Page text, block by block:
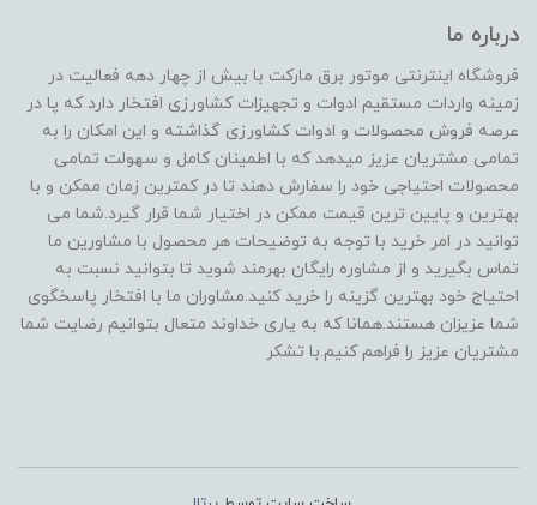
درباره ما
فروشگاه اینترنتی موتور برق مارکت با بیش از چهار دهه فعالیت در
زمینه واردات مستقیم ادوات و تجهیزات کشاورزی افتخار دارد که پا در
عرصه فروش محصولات و ادوات کشاورزی گذاشته و این امکان را به
تمامی مشتریان عزیز میدهد که با اطمینان کامل و سهولت تمامی
محصولات احتیاجی خود را سفارش دهند تا در کمترین زمان ممکن و با
بهترین و پایین ترین قیمت ممکن در اختیار شما قرار گیرد.شما می
توانید در امر خرید با توجه به توضیحات هر محصول با مشاورین ما
تماس بگیرید و از مشاوره رایگان بهرمند شوید تا بتوانید نسبت به
احتیاج خود بهترین گزینه را خرید کنید.مشاوران ما با افتخار پاسخگوی
شما عزیزان هستند.همانا که به یاری خداوند متعال بتوانیم رضایت شما
مشتریان عزیز را فراهم کنیم.با تشکر